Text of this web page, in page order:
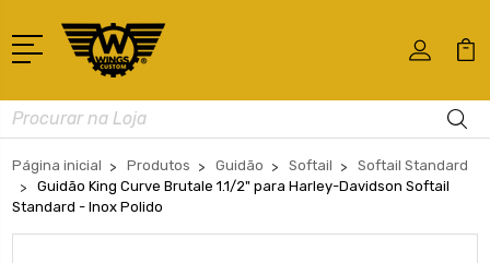
Busca
Página inicial Produtos Guidão Softail
Softail Standard
Guidão King Curve Brutale 1.1/2" para Harley-Davidson Softail
Standard - Inox Polido